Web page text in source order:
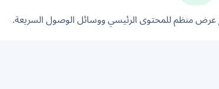
منظم للمحتوى الرئيسي ووسائل الوصول السريعة.